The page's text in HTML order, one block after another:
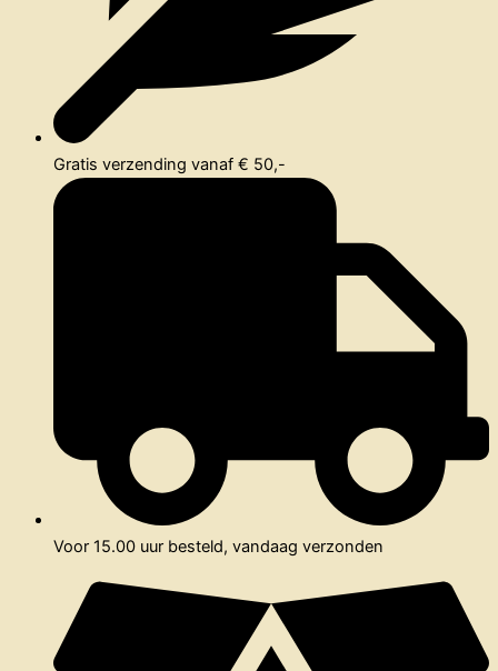
Gratis verzending vanaf € 50,-
Voor 15.00 uur besteld, vandaag verzonden